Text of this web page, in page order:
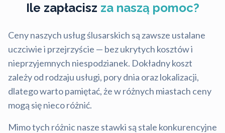
Ile zapłacisz za naszą pomoc?
Ceny naszych usług ślusarskich są zawsze ustalane
uczciwie i przejrzyście — bez ukrytych kosztów i
nieprzyjemnych niespodzianek. Dokładny koszt
zależy od rodzaju usługi, pory dnia oraz lokalizacji,
dlatego warto pamiętać, że w różnych miastach ceny
mogą się nieco różnić.
Mimo tych różnic nasze stawki są stale konkurencyjne